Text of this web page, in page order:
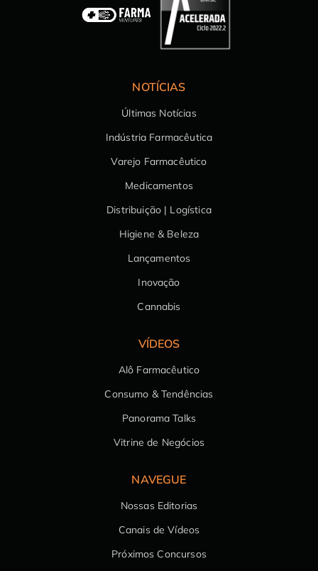
NOTÍCIAS
Últimas Notícias
Indústria Farmacêutica
Varejo Farmacêutico
Medicamentos
Distribuição | Logística
Higiene & Beleza
Lançamentos
Inovação
Cannabis
VÍDEOS
Alô Farmacêutico
Consumo & Tendências
Panorama Talks
Vitrine de Negócios
NAVEGUE
Nossas Editorias
Canais de Vídeos
Próximos Concursos